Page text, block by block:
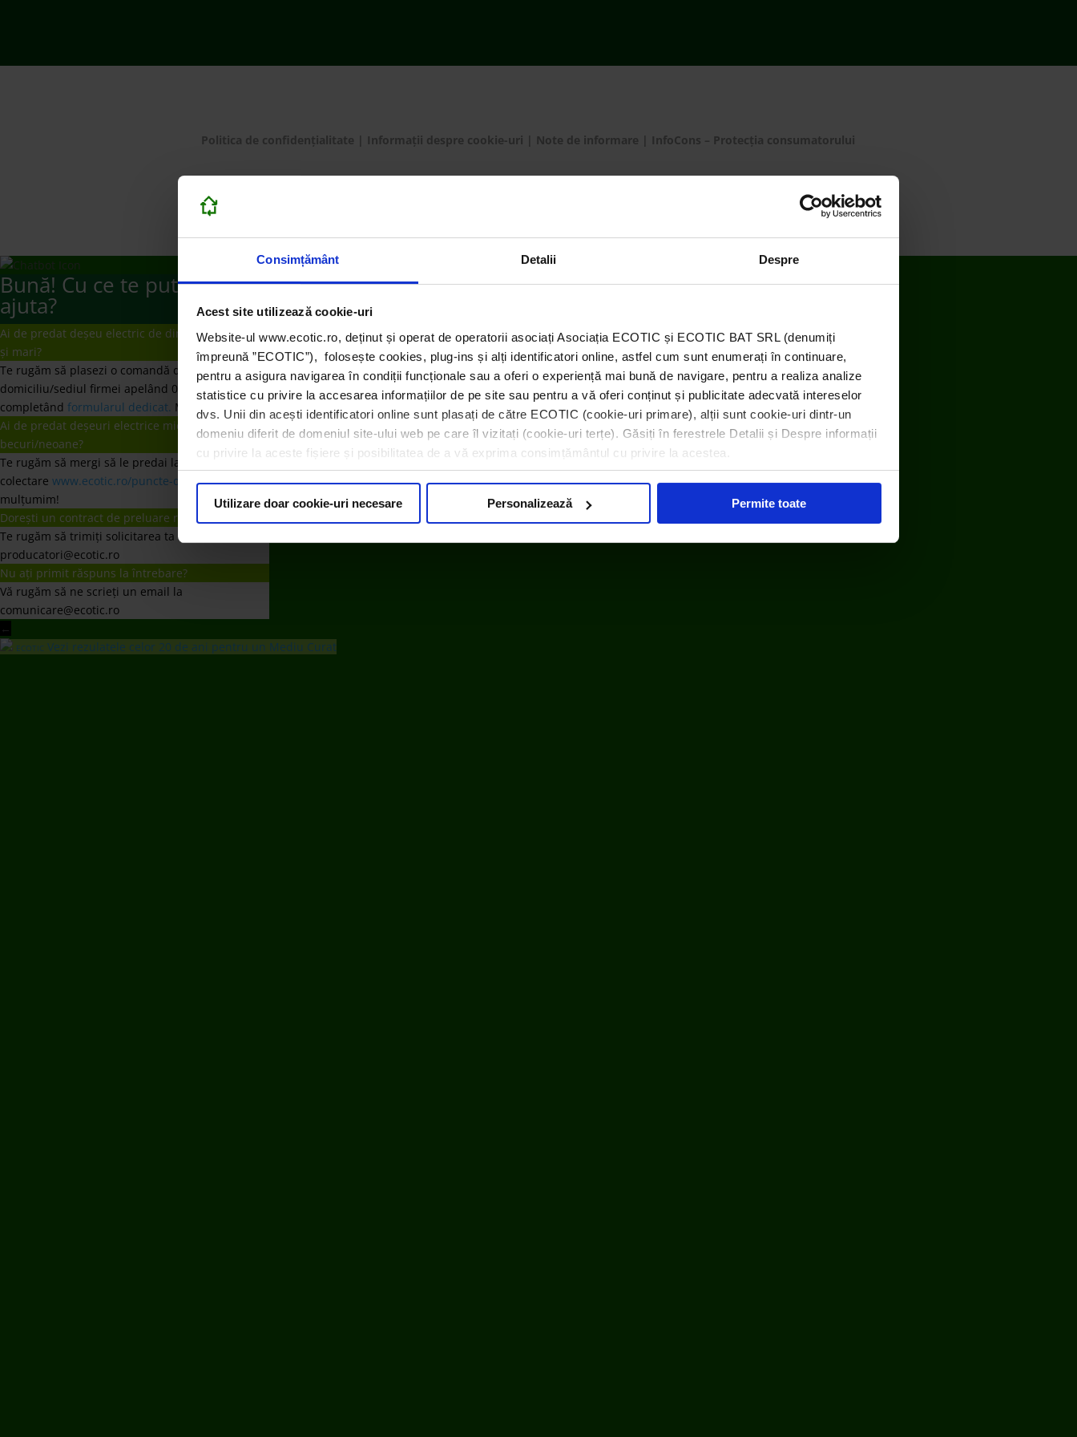
Consimțământ Detalii Despre
Acest site utilizează cookie-uri
Website-ul www.ecotic.ro, deținut și operat de operatorii asociați Asociația ECOTIC și ECOTIC BAT SRL (denumiți
împreună ”ECOTIC”), folosește cookies, plug-ins și alți identificatori online, astfel cum sunt enumerați în continuare,
pentru a asigura navigarea în condiții funcționale sau a oferi o experiență mai bună de navigare, pentru a realiza analize
statistice cu privire la accesarea informațiilor de pe site sau pentru a vă oferi conținut și publicitate adecvată intereselor
dvs. Unii din acești identificatori online sunt plasați de către ECOTIC (cookie-uri primare), alții sunt cookie-uri dintr-un
domeniu diferit de domeniul site-ului web pe care îl vizitați (cookie-uri terțe). Găsiți în ferestrele Detalii și Despre informații
cu privire la aceste fișiere și posibilitatea de a vă exprima consimțământul cu privire la acestea.
Utilizare doar cookie-uri necesare Personalizează Permite toate
Politica de confidențialitate Informații despre cookie-uri Note de informare InfoCons – Protecția consumatorului
Bună! Cu ce te putem
ajuta?
Ai de predat deșeu electric de dimensiuni medii
și mari?
Te rugăm să plasezi o comandă de preluare de la
domiciliu/sediul firmei apelând 021 9641 sau
completând formularul dedicat. Mulțumim!
Ai de predat deșeuri electrice mici, baterii și
becuri/neoane?
Te rugăm să mergi să le predai la un punct de
colectare www.ecotic.ro/puncte-de-colectare. Îți
mulțumim!
Dorești un contract de preluare responsabilități?
Te rugăm să trimiți solicitarea ta la
producatori@ecotic.ro
Nu ați primit răspuns la întrebare?
Vă rugăm să ne scrieți un email la
comunicare@ecotic.ro
←
ECOTIC Vezi rezulatele celor 20 de ani pentru un Mediu Curat